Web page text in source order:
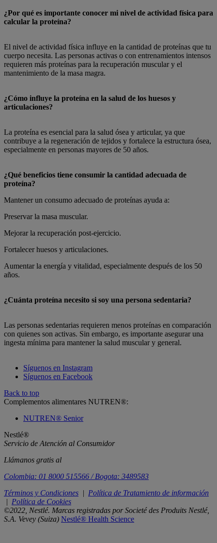
¿Por qué es importante conocer mi nivel de actividad física para
calcular la proteína?
El nivel de actividad física influye en la cantidad de proteínas que tu
cuerpo necesita. Las personas activas o con entrenamientos intensos
requieren más proteínas para la recuperación muscular y el
mantenimiento de la masa magra.
¿Cómo influye la proteína en la salud de los huesos y
articulaciones?
La proteína es esencial para la salud ósea y articular, ya que
contribuye a la regeneración de tejidos y fortalece la estructura ósea,
especialmente en personas mayores de 50 años.
¿Qué beneficios tiene consumir la cantidad adecuada de
proteína?
Mantener un consumo adecuado de proteínas ayuda a:
Preservar la masa muscular.
Mejorar la recuperación post-ejercicio.
Fortalecer huesos y articulaciones.
Aumentar la energía y vitalidad, especialmente después de los 50
años.
¿Cuánta proteína necesito si soy una persona sedentaria?
Las personas sedentarias requieren menos proteínas en comparación
con quienes son activas. Sin embargo, es importante asegurar una
ingesta mínima para mantener la salud muscular y general.
Síguenos en Instagram
Síguenos en Facebook
Back to top
Complementos alimentares NUTREN®:
NUTREN® Senior
Nestlé®
Servicio de Atención al Consumidor
Llámanos gratis al
Colombia: 01 8000 515566 / Bogota: 3489583
Términos y Condiciones | Política de Tratamiento de información
| Política de Cookies
©2022, Nestlé. Marcas registradas por Societé des Produits Nestlé,
S.A. Vevey (Suiza) Nestlé® Health Science